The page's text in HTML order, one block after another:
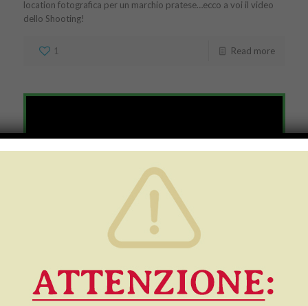
location fotografica per un marchio pratese…ecco a voi il video
dello Shooting!
1 Read more
aziendale….
Siamo lieti di farvi entrare virtualmente nella nostra realtà tramite